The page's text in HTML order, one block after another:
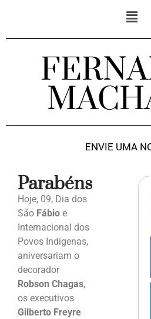
ENVIE UMA
Parabéns
Hoje, 09, Dia dos
São Fábio e
Internacional dos
Povos Indígenas,
aniversariam o
decorador
Robson Chagas,
os executivos
Gilberto Freyre